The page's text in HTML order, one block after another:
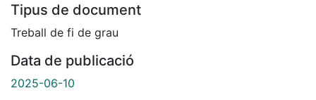
Tipus de document
Treball de fi de grau
Data de publicació
2025-06-10